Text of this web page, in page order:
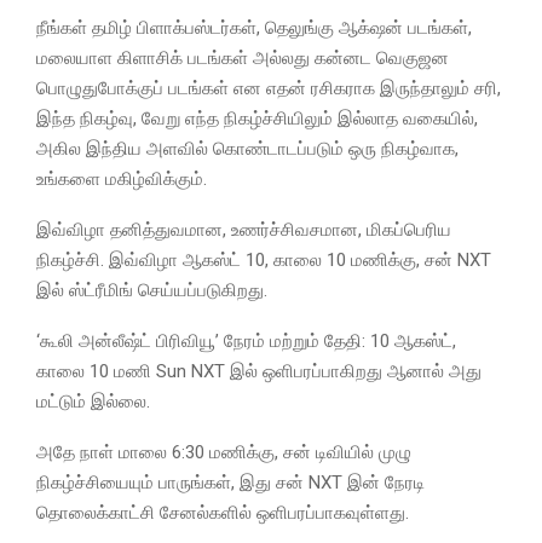
நீங்கள் தமிழ் பிளாக்பஸ்டர்கள், தெலுங்கு ஆக்‌ஷன் படங்கள்,
மலையாள கிளாசிக் படங்கள் அல்லது கன்னட வெகுஜன
பொழுதுபோக்குப் படங்கள் என எதன் ரசிகராக இருந்தாலும் சரி,
இந்த நிகழ்வு, வேறு எந்த நிகழ்ச்சியிலும் இல்லாத வகையில்,
அகில இந்திய அளவில் கொண்டாடப்படும் ஒரு நிகழ்வாக,
உங்களை மகிழ்விக்கும்.
இவ்விழா தனித்துவமான, உணர்ச்சிவசமான, மிகப்பெரிய
நிகழ்ச்சி. இவ்விழா ஆகஸ்ட் 10, காலை 10 மணிக்கு, சன் NXT
இல் ஸ்ட்ரீமிங் செய்யப்படுகிறது.
‘கூலி அன்லீஷ்ட் பிரிவியூ’ நேரம் மற்றும் தேதி: 10 ஆகஸ்ட்,
காலை 10 மணி Sun NXT இல் ஒளிபரப்பாகிறது ஆனால் அது
மட்டும் இல்லை.
அதே நாள் மாலை 6:30 மணிக்கு, சன் டிவியில் முழு
நிகழ்ச்சியையும் பாருங்கள், இது சன் NXT இன் நேரடி
தொலைக்காட்சி சேனல்களில் ஒளிபரப்பாகவுள்ளது.